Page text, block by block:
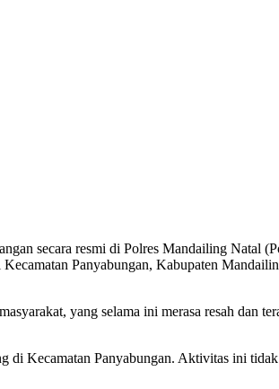
secara resmi di Polres Mandailing Natal
Panyabungan, Kabupaten
yang selama ini merasa resah dan
di Kecamatan Panyabungan. Aktivitas ini